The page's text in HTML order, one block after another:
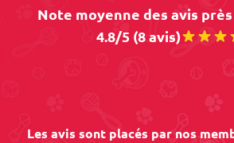
Note moyenne des avis près
4.8/5 (8 avis)
Les avis sont placés par nos